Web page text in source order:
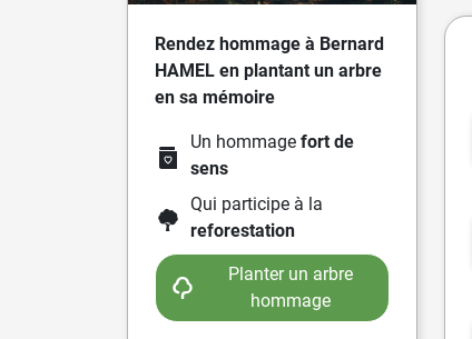
Rendez hommage à Bernard
HAMEL en plantant un arbre
en sa mémoire
Un hommage fort de
sens
Qui participe à la
reforestation
Planter un arbre
hommage